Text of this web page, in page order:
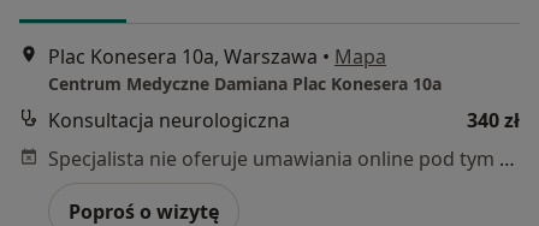
Plac Konesera 10a, Warszawa • Mapa
Centrum Medyczne Damiana Plac Konesera 10a
Konsultacja neurologiczna
340 zł
Specjalista nie oferuje umawiania online pod tym adresem.
Poproś o wizytę